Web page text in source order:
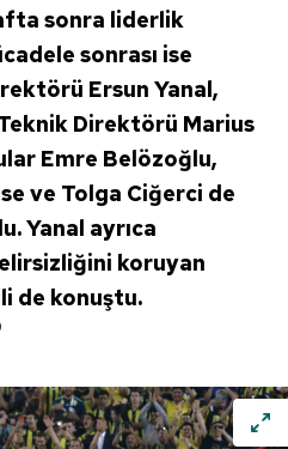
sonra liderlik
sonrası ise
Ersun Yanal,
Direktörü Marius
Emre Belözoğlu,
ve Tolga Ciğerci de
Yanal ayrıca
koruyan
de konuştu.